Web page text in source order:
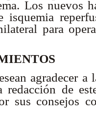
Los nuevos
isquemia
para
agradecer
redacción de
sus consejos